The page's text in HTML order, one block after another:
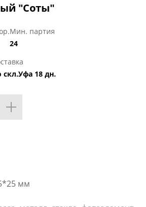
"Соты"
Мин. партия
24
скл.Уфа 18 дн.
мм